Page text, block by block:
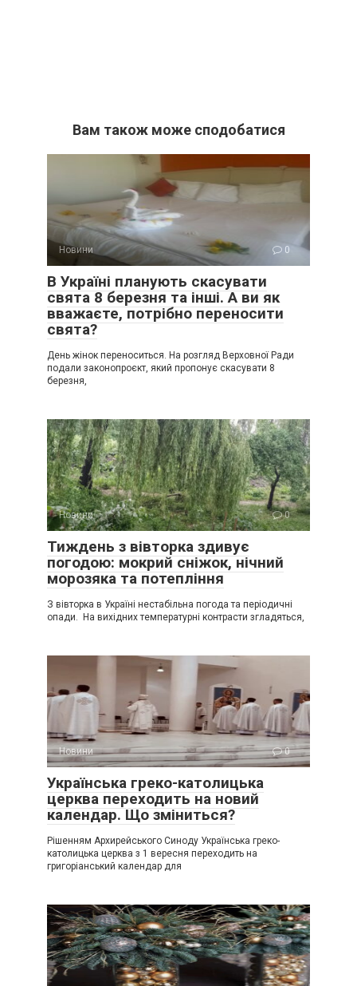
Вам також може сподобатися
Новини 0
В Україні планують скасувати
свята 8 березня та інші. А ви як
вважаєте, потрібно переносити
свята?
День жінок переноситься. На розгляд Верховної Ради
подали законопроєкт, який пропонує скасувати 8
березня,
Новини 0
Тиждень з вівторка здивує
погодою: мокрий сніжок, нічний
морозяка та потепління
З вівторка в Україні нестабільна погода та періодичні
опади. На вихідних температурні контрасти згладяться,
Новини 0
Українська греко-католицька
церква переходить на новий
календар. Що зміниться?
Рішенням Архирейського Синоду Українська греко-
католицька церква з 1 вересня переходить на
григоріанський календар для